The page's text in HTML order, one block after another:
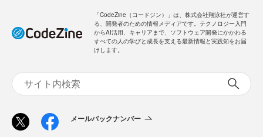
「CodeZine（コードジン）」は、株式会社翔泳社が運営す
る、開発者のための情報メディアです。テクノロジー入門
からAI活用、キャリアまで、ソフトウェア開発にかかわる
すべての人の学びと成長を支える最新情報と実践知をお届
けします。
メールバックナンバー